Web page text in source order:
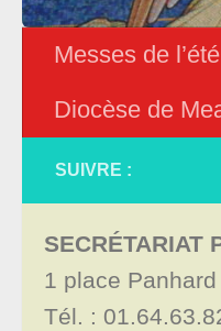
Messes de
Diocèse de
SUIVRE :
SECRÉTARIAT
1 place
Tél. :